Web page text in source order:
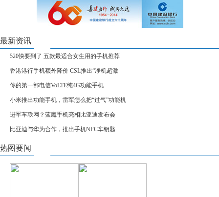
最新资讯
520快要到了 五款最适合女生用的手机推荐
香港港行手机额外降价 CSL推出“净机超激
你的第一部电信VoLTE纯4G功能手机
小米推出功能手机，雷军怎么把“过气”功能机
进军车联网？蓝魔手机亮相比亚迪发布会
比亚迪与华为合作，推出手机NFC车钥匙
热图要闻